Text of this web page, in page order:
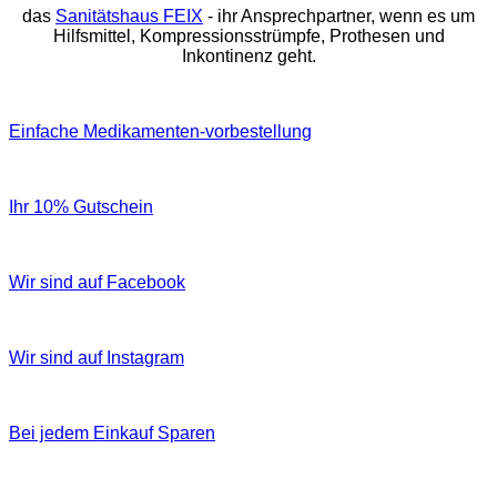
das Sanitätshaus FEIX - ihr Ansprechpartner, wenn es um
Hilfsmittel, Kompressionsstrümpfe, Prothesen und
Inkontinenz geht.
Einfache Medikamenten-vorbestellung
Ihr 10% Gutschein
Wir sind auf Facebook
Wir sind auf Instagram
Bei jedem Einkauf Sparen